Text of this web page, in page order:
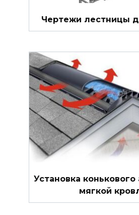
Чертежи лестницы
Установка конькового
мягкой